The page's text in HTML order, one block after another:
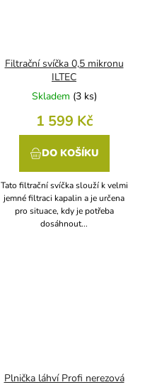
Filtrační svíčka 0,5 mikronu
ILTEC
Skladem (3 ks)
1 599 Kč
DO KOŠÍKU
Tato filtrační svíčka slouží k velmi
jemné filtraci kapalin a je určena
pro situace, kdy je potřeba
dosáhnout...
Plnička láhví Profi nerezová